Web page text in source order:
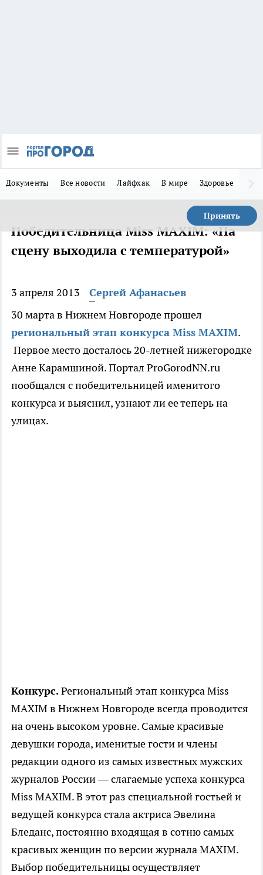
Документы Все новости Лайфхак В мире Здоровье
Принять
Победительница Miss MAXIM: «На
сцену выходила с температурой»
3 апреля 2013
Сергей Афанасьев
30 марта в Нижнем Новгороде прошел
региональный этап конкурса Miss MAXIM.
Первое место досталось 20-летней нижегородке
Анне Карамшиной. Портал ProGorodNN.ru
пообщался с победительницей именитого
конкурса и выяснил, узнают ли ее теперь на
улицах.
Конкурс.Региональный этап конкурса Miss
MAXIM в Нижнем Новгороде всегда проводится
на очень высоком уровне. Самые красивые
девушки города, именитые гости и члены
редакции одного из самых известных мужских
журналов России — слагаемые успеха конкурса
Miss MAXIM. В этот раз специальной гостьей и
ведущей конкурса стала актриса Эвелина
Бледанс,постоянновходящая в сотню самых
красивых женщин по версии журнала MAXIM.
Выбор победительницы осуществляет